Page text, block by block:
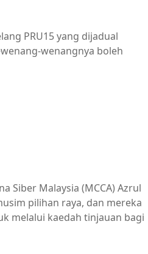
PRU15 yang dijadual
wenangnya boleh
Siber Malaysia (MCCA) Azrul
pilihan raya, dan mereka
melalui kaedah tinjauan bagi